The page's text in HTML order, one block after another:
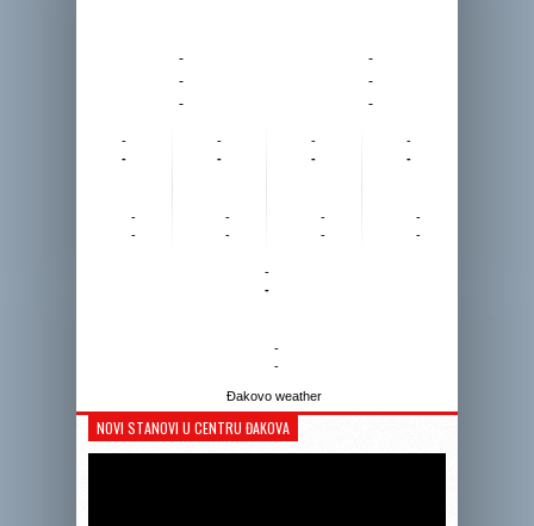
-
-
-
-
-
-
-
-
-
-
-
-
-
-
-
-
-
-
-
-
-
-
-
-
-
-
Đakovo weather
NOVI STANOVI U CENTRU ĐAKOVA